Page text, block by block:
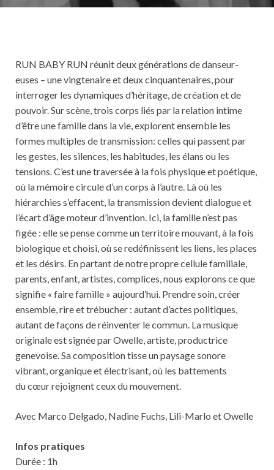
RUN BABY RUN réunit deux générations de danseur-
euses – une vingtenaire et deux cinquantenaires, pour
interroger les dynamiques d’héritage, de création et de
pouvoir. Sur scène, trois corps liés par la relation intime
d’être une famille dans la vie, explorent ensemble les
formes multiples de transmission: celles qui passent par
les gestes, les silences, les habitudes, les élans ou les
tensions. C’est une traversée à la fois physique et poétique,
où la mémoire circule d’un corps à l’autre. Là où les
hiérarchies s’effacent, la transmission devient dialogue et
l’écart d’âge moteur d’invention. Ici, la famille n’est pas
figée : elle se pense comme un territoire mouvant, à la fois
biologique et choisi, où se redéfinissent les liens, les places
et les désirs. En partant de notre propre cellule familiale,
parents, enfant, artistes, complices, nous explorons ce que
signifie « faire famille » aujourd’hui. Prendre soin, créer
ensemble, rire et trébucher : autant d’actes politiques,
autant de façons de réinventer le commun. La musique
originale est signée par Owelle, artiste, productrice
genevoise. Sa composition tisse un paysage sonore
vibrant, organique et électrisant, où les battements
du cœur rejoignent ceux du mouvement.
Avec Marco Delgado, Nadine Fuchs, Lili-Marlo et Owelle
Infos pratiques
Durée : 1h